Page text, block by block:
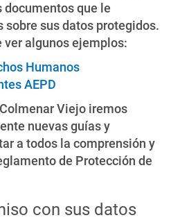
que le
sus datos protegidos.
ver algunos ejemplos:
Humanos
AEPD
Viejo iremos
nuevas guías y
a todos la comprensión y
de Protección de
con sus datos